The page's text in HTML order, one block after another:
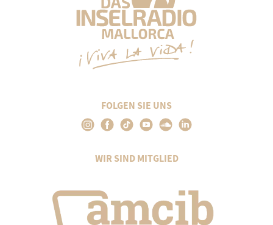
FOLGEN SIE UNS
WIR SIND MITGLIED